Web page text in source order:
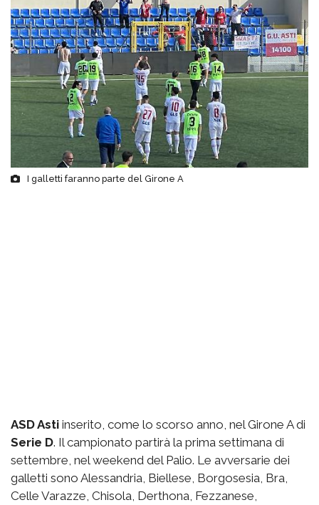
I galletti faranno parte del Girone A
ASD Asti inserito, come lo scorso anno, nel Girone A di
Serie D. Il campionato partirà la prima settimana di
settembre, nel weekend del Palio. Le avversarie dei
galletti sono Alessandria, Biellese, Borgosesia, Bra,
Celle Varazze, Chisola, Derthona, Fezzanese,